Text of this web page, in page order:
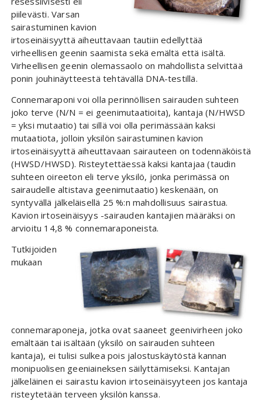
piilevästi. Varsan
sairastuminen kavion
irtoseinäisyyttä aiheuttavaan tautiin edellyttää
virheellisen geenin saamista sekä emältä että isältä.
Virheellisen geenin olemassaolo on mahdollista selvittää
ponin jouhinäytteestä tehtävällä DNA-testillä.
Connemaraponi voi olla perinnöllisen sairauden suhteen
joko terve (N/N = ei geenimutaatioita), kantaja (N/HWSD
= yksi mutaatio) tai sillä voi olla perimässään kaksi
mutaatiota, jolloin yksilön sairastuminen kavion
irtoseinäisyyttä aiheuttavaan sairauteen on todennäköistä
(HWSD/HWSD). Risteytettäessä kaksi kantajaa (taudin
suhteen oireeton eli terve yksilö, jonka perimässä on
sairaudelle altistava geenimutaatio) keskenään, on
syntyvällä jälkeläisellä 25 %:n mahdollisuus sairastua.
Kavion irtoseinäisyys -sairauden kantajien määräksi on
arvioitu 14,8 % connemaraponeista.
Tutkijoiden
mukaan
connemaraponeja, jotka ovat saaneet geenivirheen joko
emältään tai isältään (yksilö on sairauden suhteen
kantaja), ei tulisi sulkea pois jalostuskäytöstä kannan
monipuolisen geeniaineksen säilyttämiseksi. Kantajan
jälkeläinen ei sairastu kavion irtoseinäisyyteen jos kantaja
risteytetään terveen yksilön kanssa.